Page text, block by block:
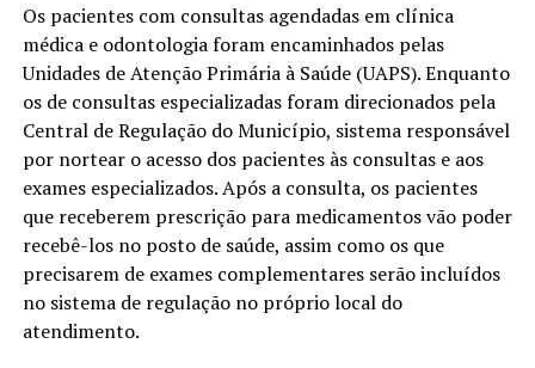
Os pacientes com consultas agendadas em clínica
médica e odontologia foram encaminhados pelas
Unidades de Atenção Primária à Saúde (UAPS). Enquanto
os de consultas especializadas foram direcionados pela
Central de Regulação do Município, sistema responsável
por nortear o acesso dos pacientes às consultas e aos
exames especializados. Após a consulta, os pacientes
que receberem prescrição para medicamentos vão poder
recebê-los no posto de saúde, assim como os que
precisarem de exames complementares serão incluídos
no sistema de regulação no próprio local do
atendimento.